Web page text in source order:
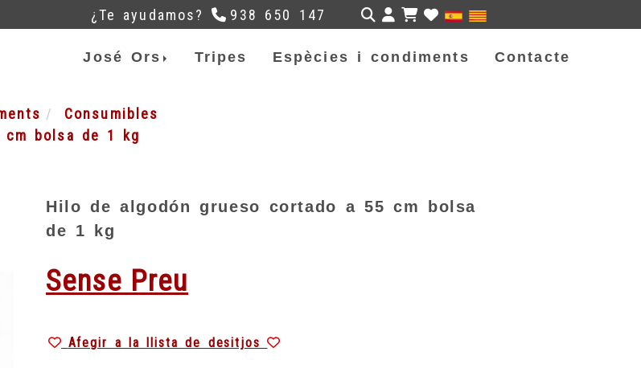
¿Te ayudamos? 938 650 147 Identifícat
José Ors Tripes Espècies i condiments Contacte
Consumibles
bolsa de 1 kg
Hilo de algodón grueso cortado a 55 cm bolsa
de 1 kg
Sense Preu
Afegir a la llista de desitjos